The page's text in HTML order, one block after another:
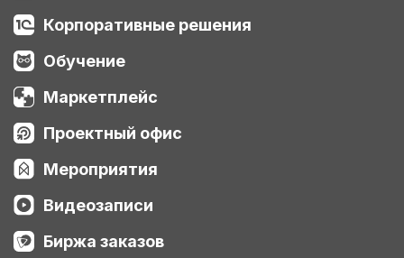
Корпоративные решения
Обучение
Маркетплейс
Проектный офис
Мероприятия
Видеозаписи
Биржа заказов